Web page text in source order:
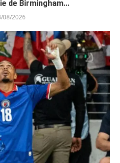
de Birmingham...
08/2026